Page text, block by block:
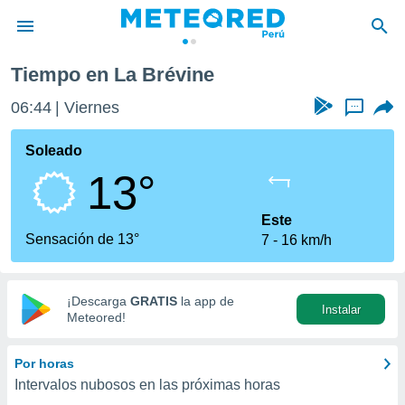
de
ha sido
calidad.
a este
las
y
digital
basada
Tiempo en La Brévine
06:44 Viernes ...
Soleado
13°
Sensación de 13°
Este
7
16 km/h
¡Descarga GRATIS la app de
Meteored!
Instalar
Por horas
Intervalos nubosos en las próximas horas